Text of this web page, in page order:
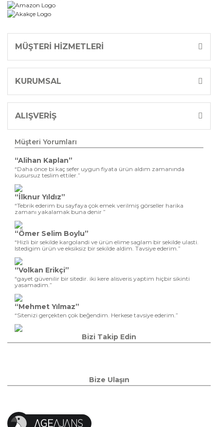
MÜŞTERİ HİZMETLERİ
KURUMSAL
ALIŞVERİŞ
Müşteri Yorumları
“Alihan Kaplan”
“Daha önce bi kaç sefer uygun fiyata ürün aldım zamanında
kusursuz teslim ettiler.”
“İlknur Yıldız”
“Tebrik ederim bu sayfaya çok emek verilmiş görseller harika
zamanı yakalamak buna denir ”
“Ömer Selim Boylu”
“Hizli bir sekilde kargolandi ve ürün elime saglam bir sekilde ulasti.
Istedigim ürün ve eksiksiz bir sekilde aldim. Tavsiye ederim.”
“Volkan Erikçi”
“gayet güvenilir bir sitedir. iki kere alisveris yaptim hiçbir sikinti
yasamadim.”
“Mehmet Yılmaz”
“Sitenizi gerçekten çok beğendim. Herkese tavsiye ederim.”
Bizi Takip Edin
Bize Ulaşın